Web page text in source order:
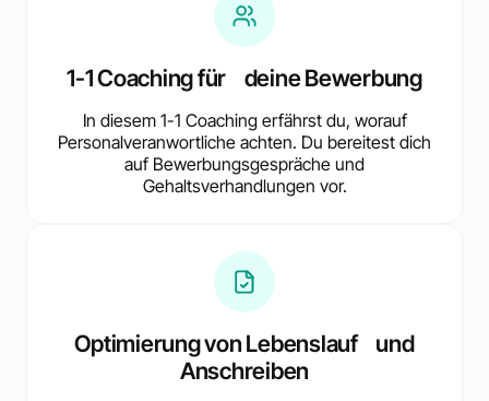
1-1 Coaching für deine Bewerbung
In diesem 1-1 Coaching erfährst du, worauf
Personalveranwortliche achten. Du bereitest dich
auf Bewerbungsgespräche und
Gehaltsverhandlungen vor.
Optimierung von Lebenslauf und
Anschreiben